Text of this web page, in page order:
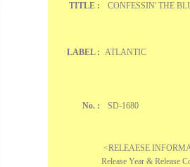
TITLE : CONFESSIN' THE
LABEL : ATLANTIC
No. : SD-1680
<RELEAESE
Release Year & Release